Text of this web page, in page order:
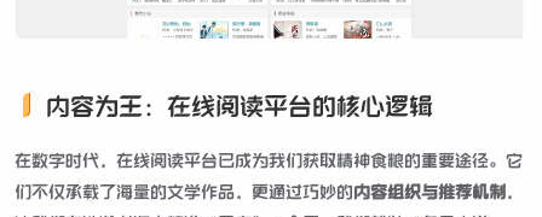
内容为王：在线阅读平台的核心逻辑
在数字时代，在线阅读平台已成为我们获取精神食粮的重要途径。它
们不仅承载了海量的文学作品，更通过巧妙的内容组织与推荐机制 ，